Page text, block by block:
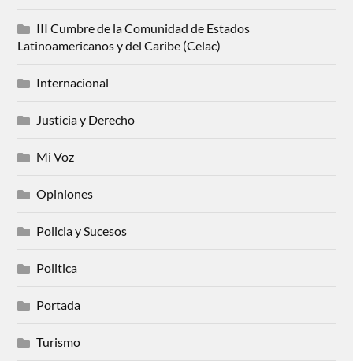
III Cumbre de la Comunidad de Estados
Latinoamericanos y del Caribe (Celac)
Internacional
Justicia y Derecho
Mi Voz
Opiniones
Policia y Sucesos
Politica
Portada
Turismo